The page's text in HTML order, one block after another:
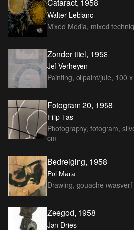
Cataract, 1958
Walter Leblanc
Mixed Media, mixed
Zonder titel, 1958
Jef Verheyen
Painting, oilpaint/jute, 100
Fotogram 20, 1958
Filip Tas
Photography, fotogram,
cm
Bedreiging, 1958
Pol Mara
Drawing, gouache
Zeegod, 1958
Jan Dries